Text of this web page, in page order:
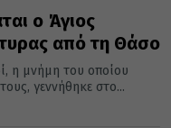
ο Άγιος
από τη Θάσο
η μνήμη του οποίου
γεννήθηκε στο...